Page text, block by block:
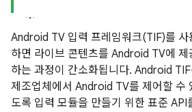
Android TV 입력 프레임워크(TIF)를 사
하면 라이브 콘텐츠를 Android TV에 제
하는 과정이 간소화됩니다. Android
제조업체에서 Android TV를 제어할 수
도록 입력 모듈을 만들기 위한 표준 API